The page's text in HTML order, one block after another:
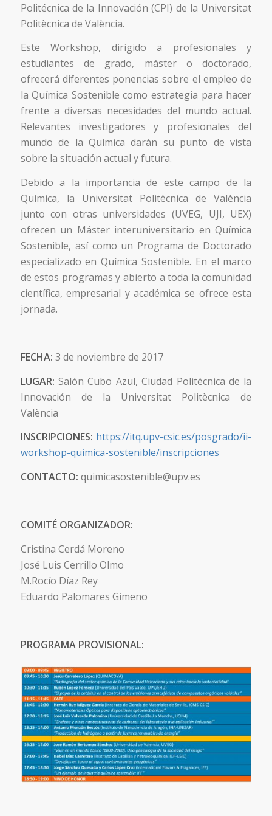
Politécnica de la Innovación (CPI) de la Universitat
Politècnica de València.
Este Workshop, dirigido a profesionales y
estudiantes de grado, máster o doctorado,
ofrecerá diferentes ponencias sobre el empleo de
la Química Sostenible como estrategia para hacer
frente a diversas necesidades del mundo actual.
Relevantes investigadores y profesionales del
mundo de la Química darán su punto de vista
sobre la situación actual y futura.
Debido a la importancia de este campo de la
Química, la Universitat Politècnica de València
junto con otras universidades (UVEG, UJI, UEX)
ofrecen un Máster interuniversitario en Química
Sostenible, así como un Programa de Doctorado
especializado en Química Sostenible. En el marco
de estos programas y abierto a toda la comunidad
científica, empresarial y académica se ofrece esta
jornada.
FECHA: 3 de noviembre de 2017
LUGAR: Salón Cubo Azul, Ciudad Politécnica de la
Innovación de la Universitat Politècnica de
València
INSCRIPCIONES: https://itq.upv-csic.es/posgrado/ii-
workshop-quimica-sostenible/inscripciones
CONTACTO: quimicasostenible@upv.es
COMITÉ ORGANIZADOR:
Cristina Cerdá Moreno
José Luis Cerrillo Olmo
M.Rocío Díaz Rey
Eduardo Palomares Gimeno
PROGRAMA PROVISIONAL: